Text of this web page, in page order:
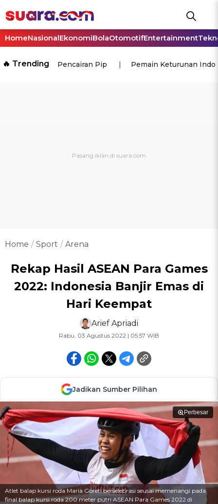
HomeNasionalEkonomiBolaOtomotifEntertainment
🔥 Trending Pencairan Pip Pemain Keturunan
Home Sport Arena
Rekap Hasil ASEAN Para Games
2022: Indonesia Banjir Emas di
Hari Keempat
Arief Apriadi
Rabu, 03 Agustus 2022 | 05:57 WIB
Jadikan Sumber Pilihan
Perbesar
Atlet balap kursi roda Maria Goreti berselebrasi seusai memenangi pada
final balap kursi roda 200 meter putri ASEAN Para Games 2022 di